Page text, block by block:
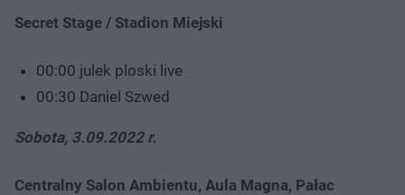
Secret Stage / Stadion Miejski
00:00 julek ploski live
00:30 Daniel Szwed
Sobota, 3.09.2022 r.
Centralny Salon Ambientu, Aula Magna, Pałac